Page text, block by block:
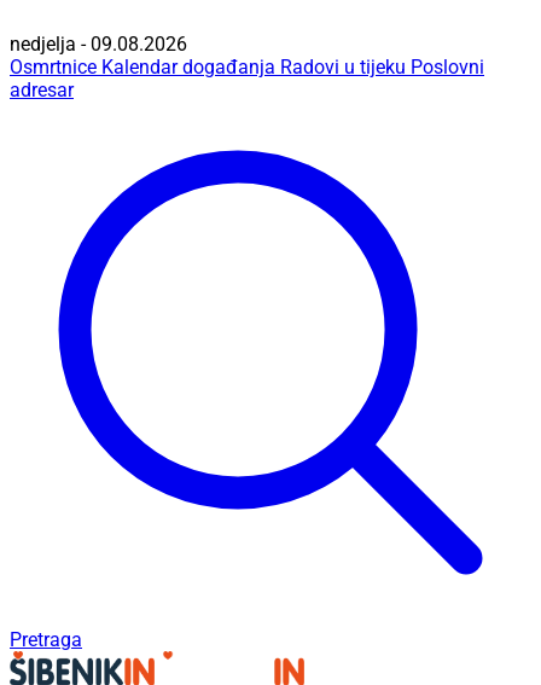
nedjelja - 09.08.2026
Osmrtnice Kalendar događanja Radovi u tijeku Poslovni
adresar
Pretraga